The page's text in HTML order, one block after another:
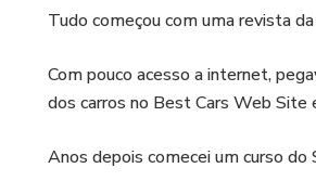
Tudo começou com uma revista
Com pouco acesso a internet,
dos carros no Best Cars Web
Anos depois comecei um curso